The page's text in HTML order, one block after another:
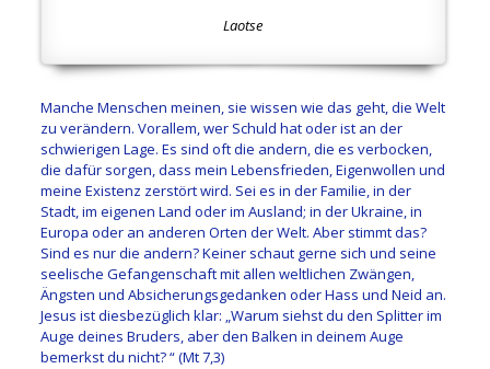
Laotse
Manche Menschen meinen, sie wissen wie das geht, die Welt
zu verändern. Vorallem, wer Schuld hat oder ist an der
schwierigen Lage. Es sind oft die andern, die es verbocken,
die dafür sorgen, dass mein Lebensfrieden, Eigenwollen und
meine Existenz zerstört wird. Sei es in der Familie, in der
Stadt, im eigenen Land oder im Ausland; in der Ukraine, in
Europa oder an anderen Orten der Welt. Aber stimmt das?
Sind es nur die andern? Keiner schaut gerne sich und seine
seelische Gefangenschaft mit allen weltlichen Zwängen,
Ängsten und Absicherungsgedanken oder Hass und Neid an.
Jesus ist diesbezüglich klar: „Warum siehst du den Splitter im
Auge deines Bruders, aber den Balken in deinem Auge
bemerkst du nicht? “ (Mt 7,3)